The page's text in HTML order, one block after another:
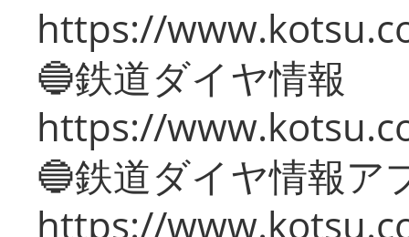
https://
🔵鉄道ダイヤ情報
https://
🔵鉄道ダイヤ情報ア
https://